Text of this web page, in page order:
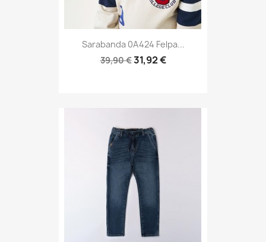
Sarabanda 0A424 Felpa...
39,90 €31,92 €